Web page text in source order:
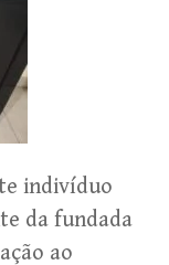
indivíduo
da fundada
ao